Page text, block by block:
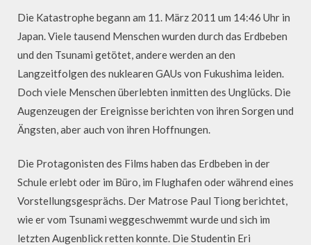
Die Katastrophe begann am 11. März 2011 um 14:46 Uhr in
Japan. Viele tausend Menschen wurden durch das Erdbeben
und den Tsunami getötet, andere werden an den
Langzeitfolgen des nuklearen GAUs von Fukushima leiden.
Doch viele Menschen überlebten inmitten des Unglücks. Die
Augenzeugen der Ereignisse berichten von ihren Sorgen und
Ängsten, aber auch von ihren Hoffnungen.
Die Protagonisten des Films haben das Erdbeben in der
Schule erlebt oder im Büro, im Flughafen oder während eines
Vorstellungsgesprächs. Der Matrose Paul Tiong berichtet,
wie er vom Tsunami weggeschwemmt wurde und sich im
letzten Augenblick retten konnte. Die Studentin Eri